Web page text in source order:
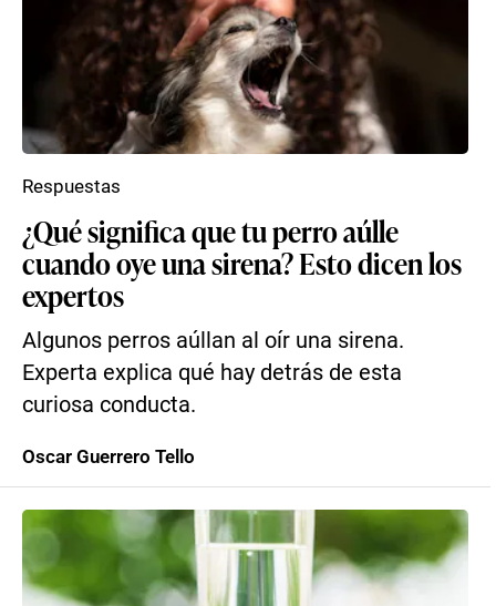
¿Qué significa que tu perro aúlle
cuando oye una sirena? Esto dicen los
expertos
Algunos perros aúllan al oír una sirena.
Experta explica qué hay detrás de esta
curiosa conducta.
Respuestas
Oscar Guerrero Tello